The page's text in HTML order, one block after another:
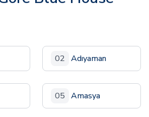
02 Adıyaman
05 Amasya